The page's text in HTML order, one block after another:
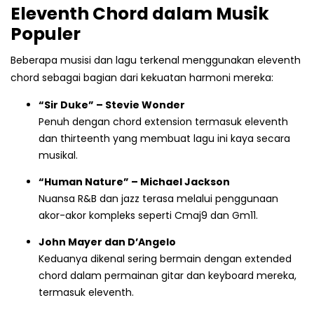
Eleventh Chord dalam Musik
Populer
Beberapa musisi dan lagu terkenal menggunakan eleventh
chord sebagai bagian dari kekuatan harmoni mereka:
“Sir Duke” – Stevie Wonder
Penuh dengan chord extension termasuk eleventh
dan thirteenth yang membuat lagu ini kaya secara
musikal.
“Human Nature” – Michael Jackson
Nuansa R&B dan jazz terasa melalui penggunaan
akor-akor kompleks seperti Cmaj9 dan Gm11.
John Mayer dan D’Angelo
Keduanya dikenal sering bermain dengan extended
chord dalam permainan gitar dan keyboard mereka,
termasuk eleventh.